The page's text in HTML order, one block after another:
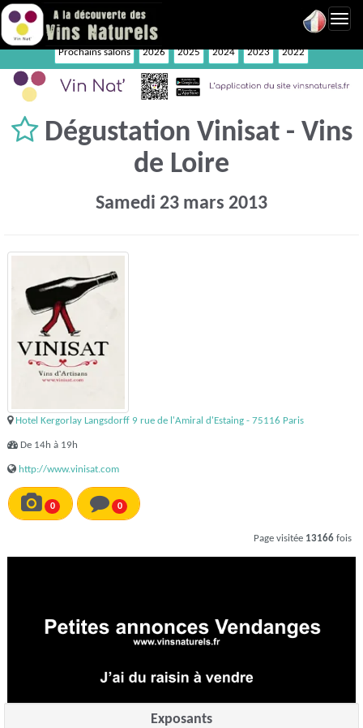
Prochains salons 2026 2025 2024 2023 2022
Dégustation Vinisat - Vins
de Loire
Samedi 23 mars 2013
Hotel Kergorlay Langsdorff 9 rue de l'Amiral d'Estaing - 75116 Paris
De 14h à 19h
http://www.vinisat.com
0 0
Page visitée 13166 fois
Exposants